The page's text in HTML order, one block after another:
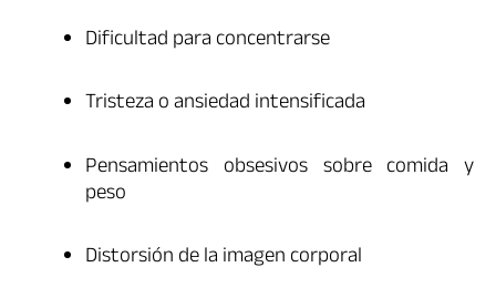
Dificultad para concentrarse
Tristeza o ansiedad intensificada
Pensamientos obsesivos sobre comida y
peso
Distorsión de la imagen corporal